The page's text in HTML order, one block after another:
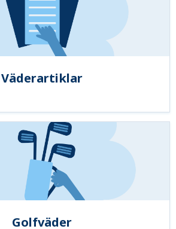
Väderartiklar
Golfväder